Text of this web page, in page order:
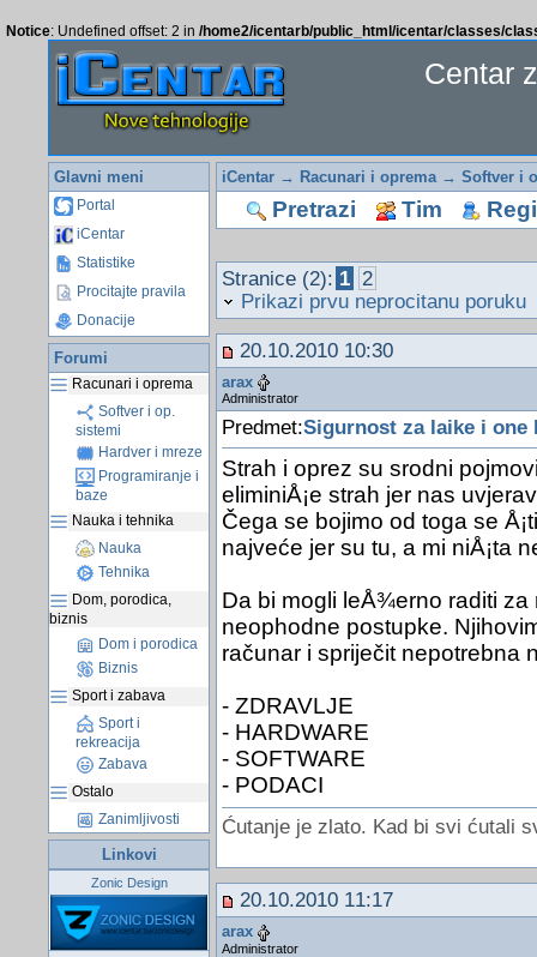
Notice: Undefined offset: 2 in /home2/icentarb/public_html/icentar/classes/
Centar
Glavni meni
Portal
iCentar
Statistike
Procitajte pravila
Donacije
Forumi
Racunari i oprema
Softver i op.
sistemi
Hardver i mreze
Programiranje i
baze
Nauka i tehnika
Nauka
Tehnika
Dom, porodica,
biznis
Dom i porodica
Biznis
Sport i zabava
Sport i
rekreacija
Zabava
Ostalo
Zanimljivosti
Linkovi
Zonic Design
iCentar→ Racunari i oprema→ Softver i
Pretrazi Tim
Stranice (2): 1
2
Prikazi prvu neprocitanu poruku
20.10.2010 10:30
arax
Administrator
Predmet:Sigurnost za laike i one
Strah i oprez su srodni
eliminiÅ¡e strah jer nas
Čega se bojimo od toga se
najveće jer su tu, a mi niÅ¡ta
Da bi mogli leÅ¾erno raditi za
neophodne postupke.
računar i spriječit nepotrebna
- ZDRAVLJE
- HARDWARE
- SOFTWARE
- PODACI
Ćutanje je zlato. Kad bi svi ćutali
20.10.2010 11:17
arax
Administrator